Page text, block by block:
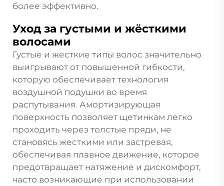
более эффективно.
Уход за густыми и жёсткими
волосами
Густые и жесткие типы волос значительно
выигрывают от повышенной гибкости,
которую обеспечивает технология
воздушной подушки во время
распутывания. Амортизирующая
поверхность позволяет щетинкам легко
проходить через толстые пряди, не
становясь жесткими или застревая,
обеспечивая плавное движение, которое
предотвращает натяжение и дискомфорт,
часто возникающие при использовании